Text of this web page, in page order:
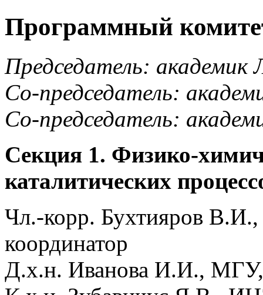
Программный
Председатель: академик
Со-председатель:
Со-председатель:
Секция 1. Физико-
каталитических
Чл.-корр. Бухтияров
координатор
Д.х.н. Иванова И.И.,